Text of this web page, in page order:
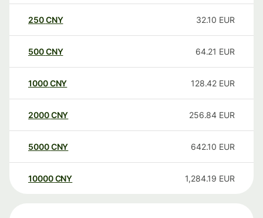
250CNY 32.10 EUR
500CNY 64.21 EUR
1000CNY 128.42 EUR
2000CNY 256.84 EUR
5000CNY 642.10 EUR
10000 CNY 1,284.19 EUR